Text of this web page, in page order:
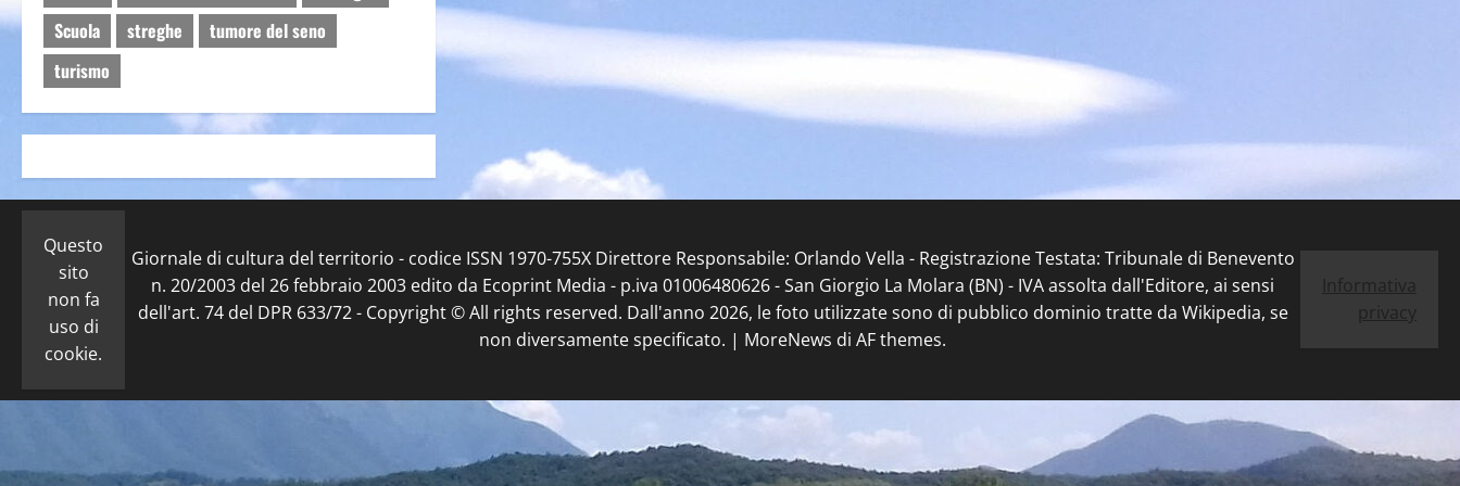
Scuola
streghe
tumore del seno
turismo
Questo
sito
non fa
uso di
cookie.
Giornale di cultura del territorio - codice ISSN 1970-755X Direttore Responsabile: Orlando Vella - Registrazione Testata: Tribunale di Benevento
n. 20/2003 del 26 febbraio 2003 edito da Ecoprint Media - p.iva 01006480626 - San Giorgio La Molara (BN) - IVA assolta dall'Editore, ai sensi
dell'art. 74 del DPR 633/72 - Copyright © All rights reserved. Dall'anno 2026, le foto utilizzate sono di pubblico dominio tratte da Wikipedia, se
non diversamente specificato. | MoreNews di AF themes.
Informativa
privacy